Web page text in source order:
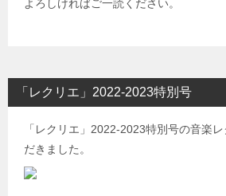
よろしければご一読ください。
「レクリエ」2022-2023特別号
「レクリエ」2022-2023特別号の音楽
だきました。